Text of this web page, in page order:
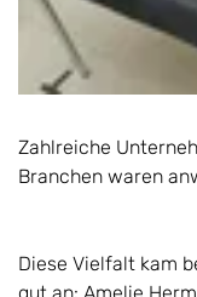
Zahlreiche
Branchen waren
Diese Vielfalt kam